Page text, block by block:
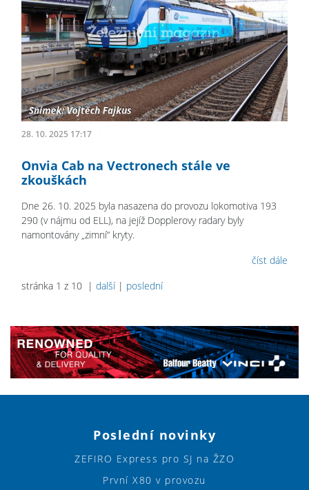
28. 10. 2025 17:17
Onvia Cab na Vectronech stále ve
zkouškách
Dne 26. 10. 2025 byla nasazena do provozu lokomotiva 193
290 (v nájmu od ELL), na jejíž Dopplerovy radary byly
namontovány „zimní“ kryty.
číst dále
stránka 1 z 10 | další| poslední
Poslední novinky
ZEFIRO Express pro SJ na ŽZO
První X80 v provozu